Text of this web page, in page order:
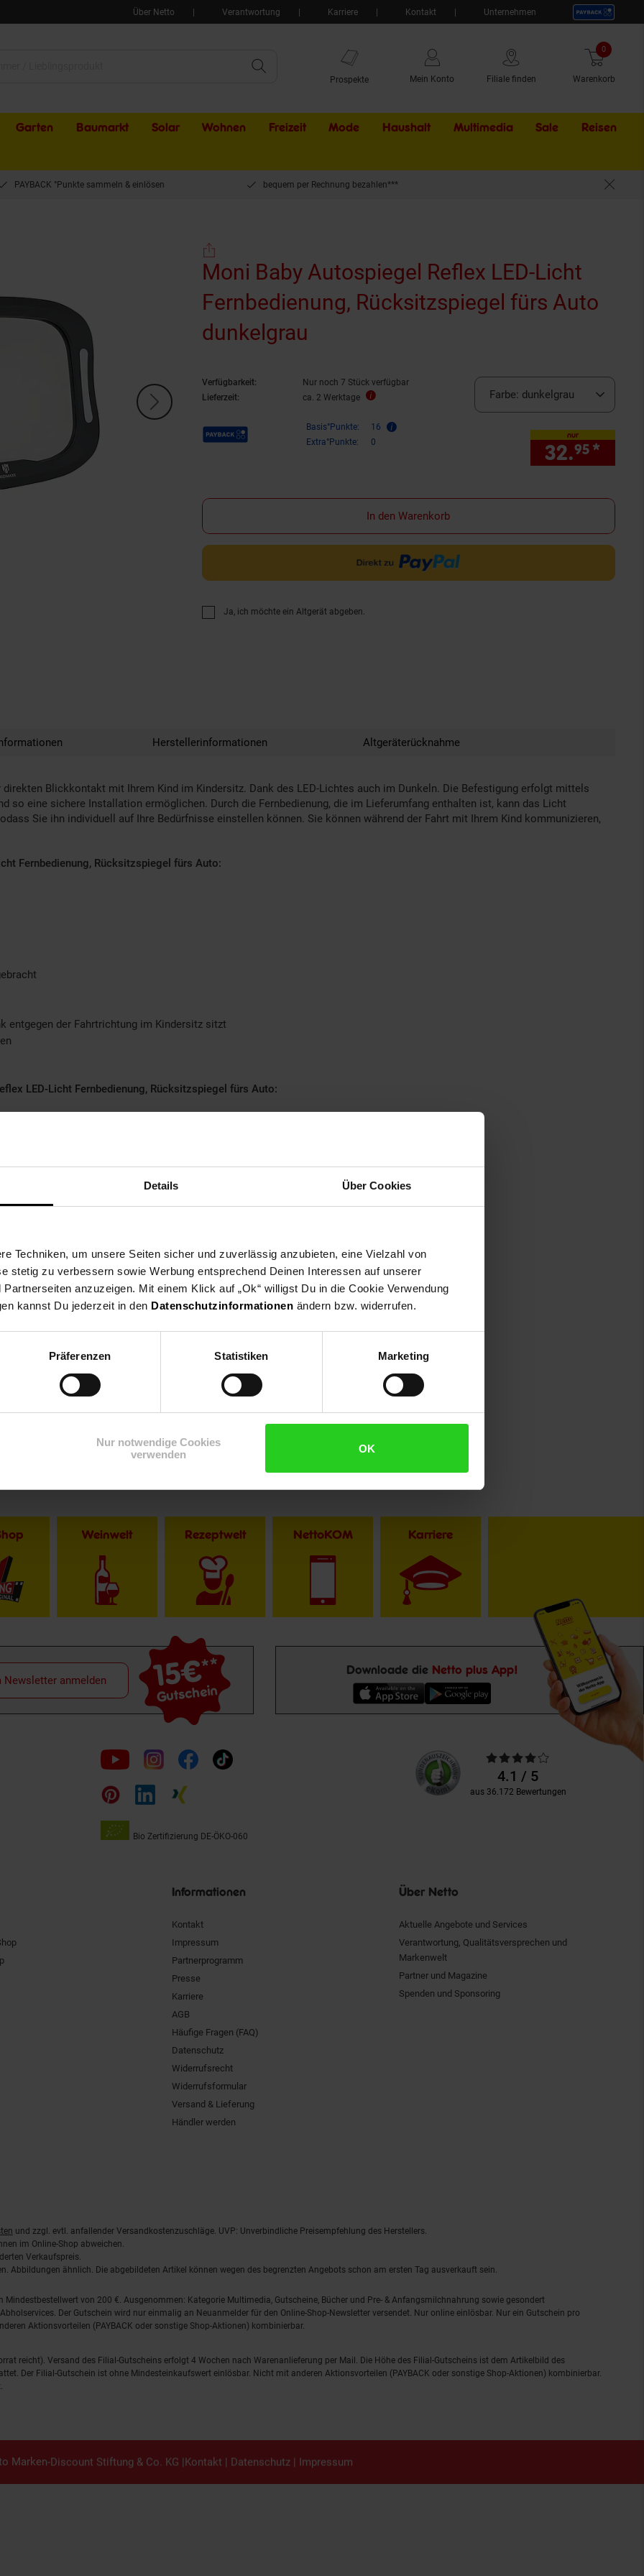
Details Über Cookies
Techniken, um unsere Seiten sicher und zuverlässig anzubieten, eine Vielzahl von
stetig zu verbessern sowie Werbung entsprechend Deinen Interessen auf unserer
anzuzeigen. Mit einem Klick auf „Ok“ willigst Du in die Cookie Verwendung
kannst Du jederzeit in den Datenschutzinformationen ändern bzw. widerrufen.
Präferenzen Statistiken Marketing
Nur notwendige Cookies
verwenden
OK
Über Netto Verantwortung Karriere Kontakt Unternehmen
Prospekte Mein Konto Filiale finden Warenkorb
0 Artikel
Garten Baumarkt Solar Wohnen Freizeit Mode Haushalt Multimedia Sale Externer
Reisen
PAYBACK °Punkte sammeln & einlösen bequem per Rechnung bezahlen***
Moni Baby Autospiegel Reflex LED-Licht
Fernbedienung, Rücksitzspiegel fürs Auto
dunkelgrau
Verfügbarkeit:
Nur noch 7 Stück verfügbar
Lieferzeit:
ca. 2 Werktage
Payback Punkte Basis°Punkte:
16
Extra°Punkte:
0
Farbe: dunkelgrau
nur
32.95 *
In den Warenkorb
Ja, ich möchte ein Altgerät abgeben.
Herstellerinformationen Altgeräterücknahme
Blickkontakt mit Ihrem Kind im Kindersitz. Dank des LED-Lichtes auch im Dunkeln. Die Befestigung erfolgt mittels
so eine sichere Installation ermöglichen. Durch die Fernbedienung, die im Lieferumfang enthalten ist, kann das Licht
Sie ihn individuell auf Ihre Bedürfnisse einstellen können. Sie können während der Fahrt mit Ihrem Kind kommunizieren,
Fernbedienung, Rücksitzspiegel fürs Auto:
entgegen der Fahrtrichtung im Kindersitz sitzt
LED-Licht Fernbedienung, Rücksitzspiegel fürs Auto:
Dolo Str11298SofiaBulgarienoffice@cangaroo-bg.com
Weinwelt Rezeptwelt NettoKOM Karriere
15€**
Gutschein
Newsletter anmelden
Downloade die Netto plus App!
Folge
uns
auf
Bio Zertifizierung DE-ÖKO-060
Unsere
Kundenbewertungen
Durchschnittliche
Bewertungen4.1 / 5
aus 36.172 Bewertungen
Informationen
Kontakt
Impressum
Partnerprogramm
Presse
Karriere
AGB
Häufige Fragen (FAQ)
Datenschutz
Widerrufsrecht
Widerrufsformular
Versand & Lieferung
Händler werden
Über Netto
Aktuelle Angebote und Services
Verantwortung, Qualitätsversprechen und
Markenwelt
Partner und Magazine
Spenden und Sponsoring
und zzgl. evtl. anfallender Versandkostenzuschläge. UVP: Unverbindliche Preisempfehlung des Herstellers.
im Online-Shop abweichen.
Verkaufspreis.
Abbildungen ähnlich. Die abgebildeten Artikel können wegen des begrenzten Angebots schon am ersten Tag ausverkauft sein.
von 200 €. Ausgenommen: Kategorie Multimedia, Gutscheine, Bücher und Pre- & Anfangsmilchnahrung sowie gesondert
Der Gutschein wird nur einmalig an Neuanmelder für den Online-Shop-Newsletter versendet. Nur online einlösbar. Nur ein Gutschein pro
Aktionsvorteilen (PAYBACK oder sonstige Shop-Aktionen) kombinierbar.
reicht). Versand des Filial-Gutscheins erfolgt 4 Wochen nach Warenanlieferung per Mail. Die Höhe des Filial-Gutscheins ist dem Artikelbild des
Der Filial-Gutschein ist ohne Mindesteinkaufswert einlösbar. Nicht mit anderen Aktionsvorteilen (PAYBACK oder sonstige Shop-Aktionen) kombinierbar.
Marken-Discount Stiftung & Co. KG | Kontakt Datenschutz